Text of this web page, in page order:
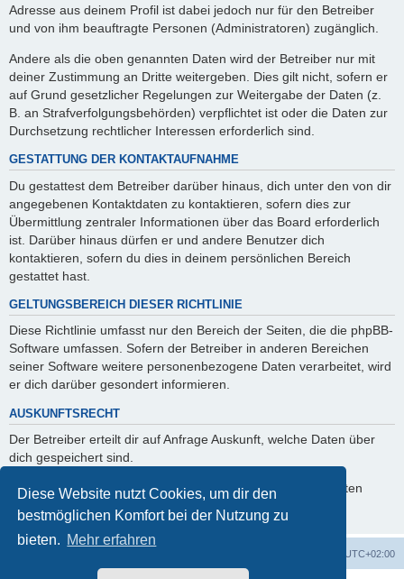
Diese Website nutzt Cookies, um dir den
bestmöglichen Komfort bei der Nutzung zu
bieten. Mehr erfahren
Adresse aus deinem Profil ist dabei jedoch nur für den Betreiber
und von ihm beauftragte Personen (Administratoren) zugänglich.
Andere als die oben genannten Daten wird der Betreiber nur mit
deiner Zustimmung an Dritte weitergeben. Dies gilt nicht, sofern er
auf Grund gesetzlicher Regelungen zur Weitergabe der Daten (z.
B. an Strafverfolgungsbehörden) verpflichtet ist oder die Daten zur
Durchsetzung rechtlicher Interessen erforderlich sind.
GESTATTUNG DER KONTAKTAUFNAHME
Du gestattest dem Betreiber darüber hinaus, dich unter den von dir
angegebenen Kontaktdaten zu kontaktieren, sofern dies zur
Übermittlung zentraler Informationen über das Board erforderlich
ist. Darüber hinaus dürfen er und andere Benutzer dich
kontaktieren, sofern du dies in deinem persönlichen Bereich
gestattet hast.
GELTUNGSBEREICH DIESER RICHTLINIE
Diese Richtlinie umfasst nur den Bereich der Seiten, die die phpBB-
Software umfassen. Sofern der Betreiber in anderen Bereichen
seiner Software weitere personenbezogene Daten verarbeitet, wird
er dich darüber gesondert informieren.
AUSKUNFTSRECHT
Der Betreiber erteilt dir auf Anfrage Auskunft, welche Daten über
dich gespeichert sind.
Du kannst jederzeit die Löschung bzw. Sperrung deiner Daten
verlangen. Kontaktiere hierzu bitte den Betreiber.
UTC+02:00